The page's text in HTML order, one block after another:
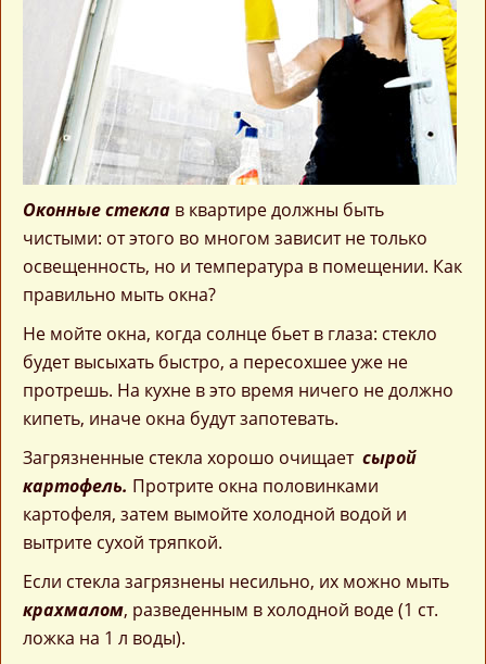
Оконные стекла в квартире должны быть
чистыми: от этого во многом зависит не только
освещенность, но и температура в помещении. Как
правильно мыть окна?
Не мойте окна, когда солнце бьет в глаза: стекло
будет высыхать быстро, а пересохшее уже не
протрешь. На кухне в это время ничего не должно
кипеть, иначе окна будут запотевать.
Загрязненные стекла хорошо очищает сырой
картофель. Протрите окна половинками
картофеля, затем вымойте холодной водой и
вытрите сухой тряпкой.
Если стекла загрязнены несильно, их можно мыть
крахмалом, разведенным в холодной воде (1 ст.
ложка на 1 л воды).